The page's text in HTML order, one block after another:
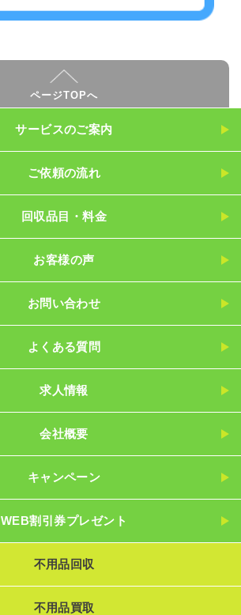
ページTOPへ
サービスのご案内
ご依頼の流れ
回収品目・料金
お客様の声
お問い合わせ
よくある質問
求人情報
会社概要
キャンペーン
WEB割引券プレゼント
不用品回収
不用品買取